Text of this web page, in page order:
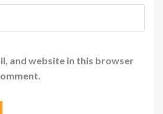
and website in this browser